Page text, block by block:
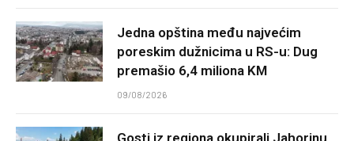
Jedna opština među najvećim
poreskim dužnicima u RS-u: Dug
premašio 6,4 miliona KM
09/08/2026
Gosti iz regiona okupirali Jahorinu,